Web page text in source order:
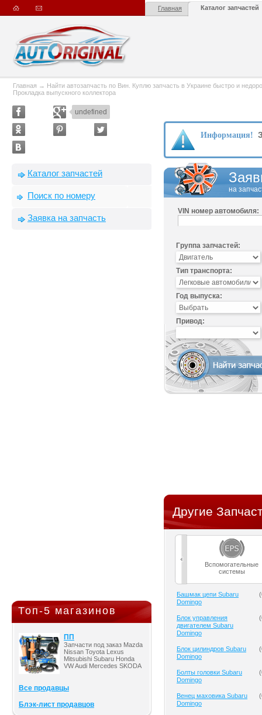
Главная Каталог запчастей
Главная → Найти автозапчасть по Вин. Куплю запчасть в Украине быстро и
Прокладка выпускного коллектора
undefined
Каталог запчастей
Поиск по номеру
Заявка на запчасть
Топ-5 магазинов
ПП
Запчасти под заказ Mazda
Nissan Toyota Lexus
Mitsubishi Subaru Honda
VW Audi Mercedes SKODA
Все продавцы
Блэк-лист продавцов
Информация!
на
VIN номер автомобиля:
Группа запчастей:
Тип транспорта:
Год выпуска:
Привод:
Другие
Вспомогательные
системы
Башмак цепи Subaru
Domingo
(
Блок управления
двигателем Subaru
Domingo
(
Блок цилиндров Subaru
Domingo
(
Болты головки Subaru
Domingo
(
Венец маховика Subaru
Domingo
(